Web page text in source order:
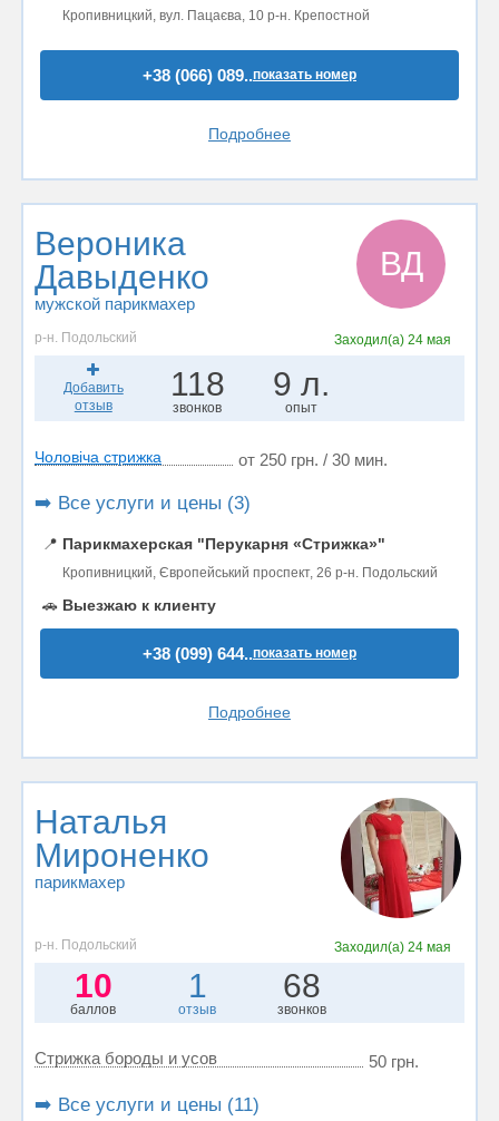
Кропивницкий, вул. Пацаєва, 10 р-н. Крепостной
+38 (066) 089..показать номер
Подробнее
Вероника
Давыденко
мужской парикмахер
ВД
р-н. Подольский Заходил(а)24 мая
Добавить
отзыв
118
звонков
9 л.
опыт
Чоловіча стрижка от 250 грн. / 30 мин.
➡️ Все услуги и цены (3)
📍 Парикмахерская "Перукарня «Стрижка»"
Кропивницкий, Європейський проспект, 26 р-н. Подольский
🚗 Выезжаю к клиенту
+38 (099) 644..показать номер
Подробнее
Наталья
Мироненко
парикмахер
р-н. Подольский Заходил(а)24 мая
10
баллов
1
отзыв
68
звонков
Стрижка бороды и усов 50 грн.
➡️ Все услуги и цены (11)